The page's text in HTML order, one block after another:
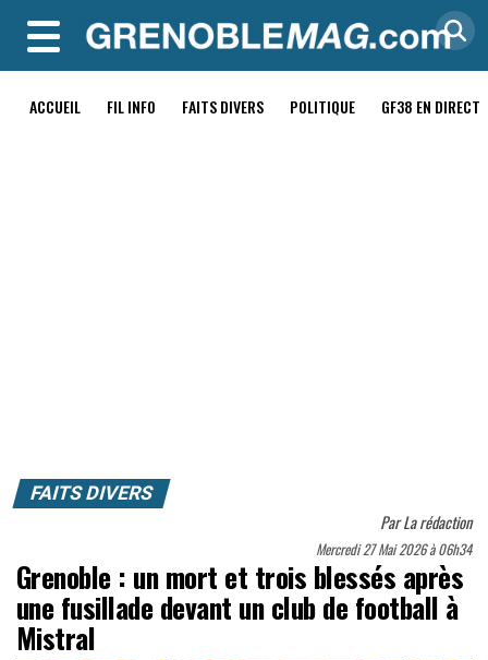
MENU
ACCUEIL FIL INFO FAITS DIVERS POLITIQUE GF38 EN DIRECT
FAITS DIVERS
ParLa rédaction
Mercredi 27 Mai 2026 à 06h34
Grenoble : un mort et trois blessés après
une fusillade devant un club de football à
Mistral